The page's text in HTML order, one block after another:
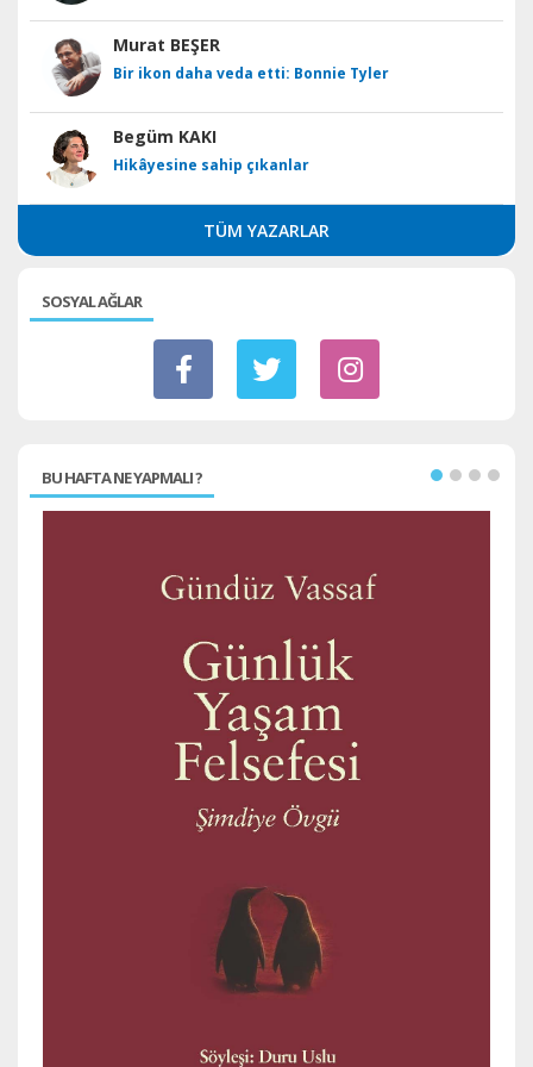
Murat BEŞER
Bir ikon daha veda etti: Bonnie Tyler
Begüm KAKI
Hikâyesine sahip çıkanlar
TÜM YAZARLAR
SOSYAL AĞLAR
BU HAFTA NE YAPMALI ?